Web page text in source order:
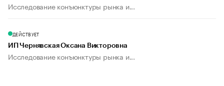
Исследование конъюнктуры рынка и...
ДЕЙСТВУЕТ
ИП Чернявская Оксана Викторовна
Исследование конъюнктуры рынка и...